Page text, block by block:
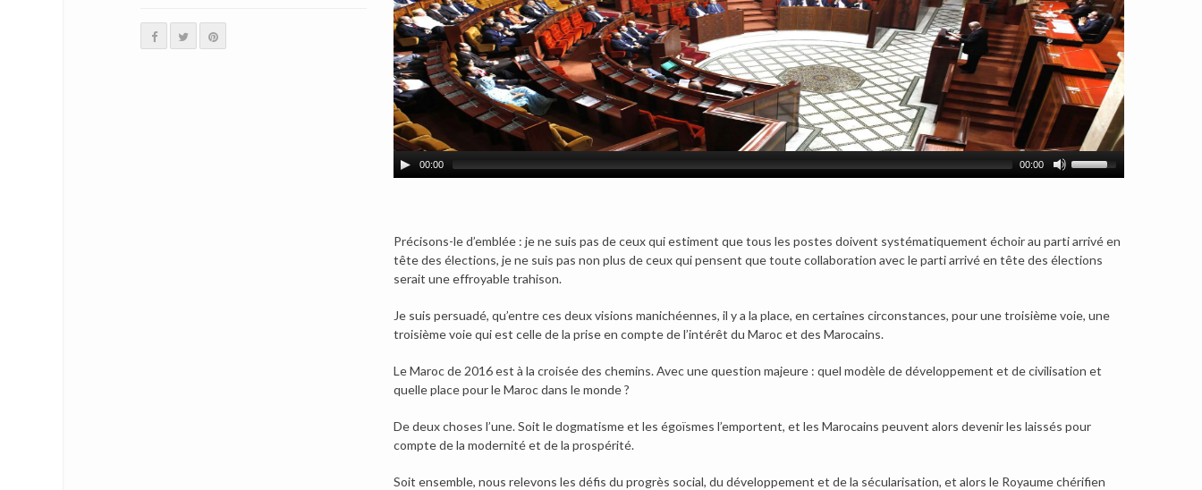
00:00 00:00
Précisons-le d’emblée : je ne suis pas de ceux qui estiment que tous les postes doivent systématiquement échoir au parti arrivé en
tête des élections, je ne suis pas non plus de ceux qui pensent que toute collaboration avec le parti arrivé en tête des élections
serait une effroyable trahison.
Je suis persuadé, qu’entre ces deux visions manichéennes, il y a la place, en certaines circonstances, pour une troisième voie, une
troisième voie qui est celle de la prise en compte de l’intérêt du Maroc et des Marocains.
Le Maroc de 2016 est à la croisée des chemins. Avec une question majeure : quel modèle de développement et de civilisation et
quelle place pour le Maroc dans le monde ?
De deux choses l’une. Soit le dogmatisme et les égoïsmes l’emportent, et les Marocains peuvent alors devenir les laissés pour
compte de la modernité et de la prospérité.
Soit ensemble, nous relevons les défis du progrès social, du développement et de la sécularisation, et alors le Royaume chérifien